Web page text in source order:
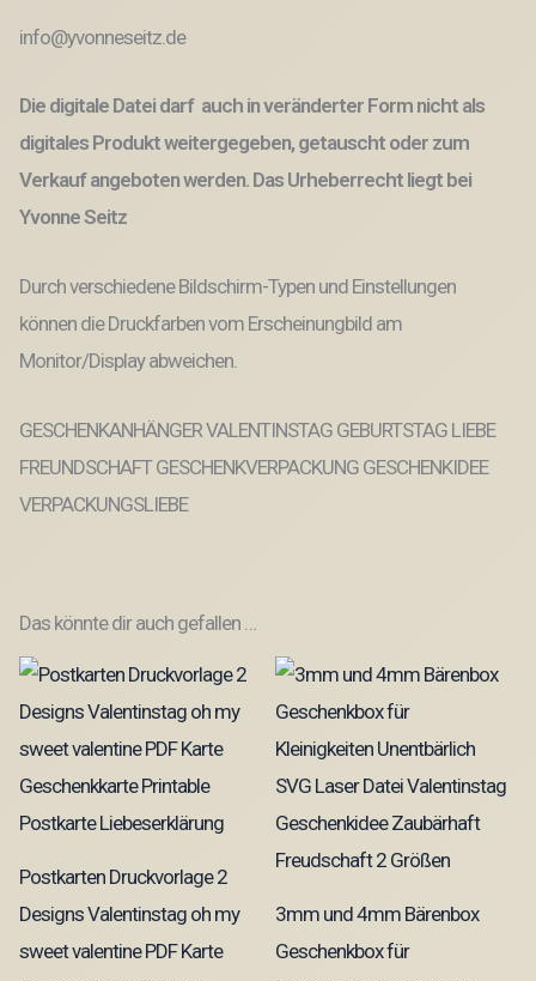
info@yvonneseitz.de
Die digitale Datei darf auch in veränderter Form nicht als
digitales Produkt weitergegeben, getauscht oder zum
Verkauf angeboten werden. Das Urheberrecht liegt bei
Yvonne Seitz
Durch verschiedene Bildschirm-Typen und Einstellungen
können die Druckfarben vom Erscheinungbild am
Monitor/Display abweichen.
GESCHENKANHÄNGER VALENTINSTAG GEBURTSTAG LIEBE
FREUNDSCHAFT GESCHENKVERPACKUNG GESCHENKIDEE
VERPACKUNGSLIEBE
Das könnte dir auch gefallen …
Postkarten Druckvorlage 2
Designs Valentinstag oh my
sweet valentine PDF Karte
3mm und 4mm Bärenbox
Geschenkbox für